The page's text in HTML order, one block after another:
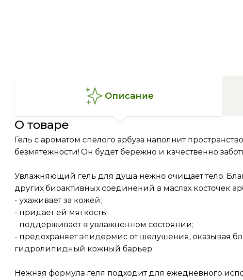
описание
о товаре
Гель с ароматом спелого арбуза наполнит
безмятежности! Он будет бережно и качественно
Увлажняющий гель для душа нежно очищает тело.
других биоактивных соединений в маслах косточек
- ухаживает за кожей;
- придает ей мягкость;
- поддерживает в увлажненном состоянии;
- предохраняет эпидермис от шелушения, оказывая
гидролипидный кожный барьер.
Нежная формула геля подходит для ежедневного